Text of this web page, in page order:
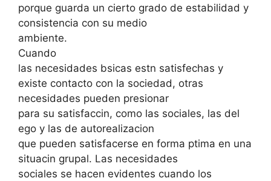
porque guarda un cierto grado de estabilidad y
consistencia con su medio
ambiente.
Cuando
las necesidades bsicas estn satisfechas y
existe contacto con la sociedad, otras
necesidades pueden presionar
para su satisfaccin, como las sociales, las del
ego y las de autorealizacion
que pueden satisfacerse en forma ptima en una
situacin grupal. Las necesidades
sociales se hacen evidentes cuando los